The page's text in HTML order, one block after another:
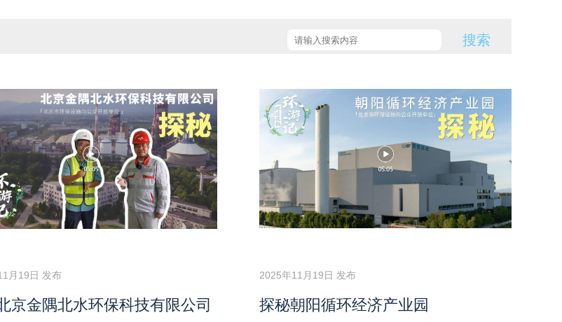
月19日 发布
京金隅北水环保科技有限公司
2025年11月19日 发布
探秘朝阳循环经济产业园